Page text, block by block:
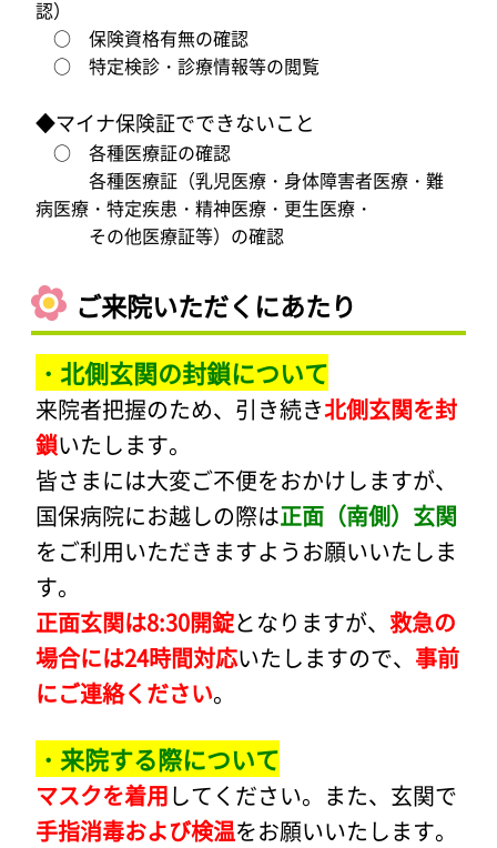
認）
○ 保険資格有無の確認
○ 特定検診・診療情報等の閲覧
◆マイナ保険証でできないこと
○ 各種医療証の確認
各種医療証（乳児医療・身体障害者医療・難
病医療・特定疾患・精神医療・更生医療・
その他医療証等）の確認
ご来院いただくにあたり
・北側玄関の封鎖について
来院者把握のため、引き続き北側玄関を封
鎖いたします。
皆さまには大変ご不便をおかけしますが、
国保病院にお越しの際は正面（南側）玄関
をご利用いただきますようお願いいたしま
す。
正面玄関は8:30開錠となりますが、救急の
場合には24時間対応いたしますので、 事前
にご連絡ください。
・来院する際について
マスクを着用してください。また、玄関で
手指消毒および検温をお願いいたします。